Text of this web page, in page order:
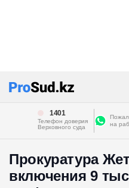
1401
Телефон доверия
Верховного суда
на
Прокуратура
включения 9